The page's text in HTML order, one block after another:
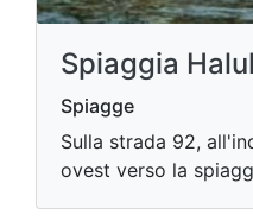
Spiaggia
Spiagge
Sulla strada 92,
ovest verso la